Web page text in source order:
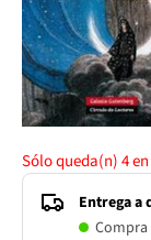
Sólo queda(n)4
Entrega a